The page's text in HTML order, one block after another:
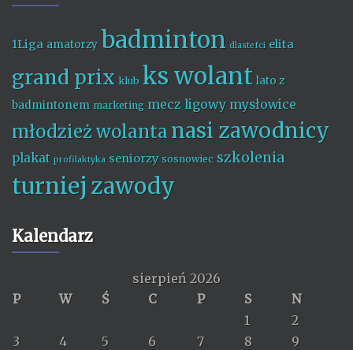
1Liga amatorzy badminton dlastefci elita
grand prix klub ks wolant lato z
badmintonem marketing mecz ligowy mysłowice
młodzież wolanta nasi zawodnicy
plakat profilaktyka seniorzy sosnowiec szkolenia
turniej zawody
Kalendarz
sierpień 2026
P
W Ś C P S
N
1
2
3
4 5 6 7 8
9